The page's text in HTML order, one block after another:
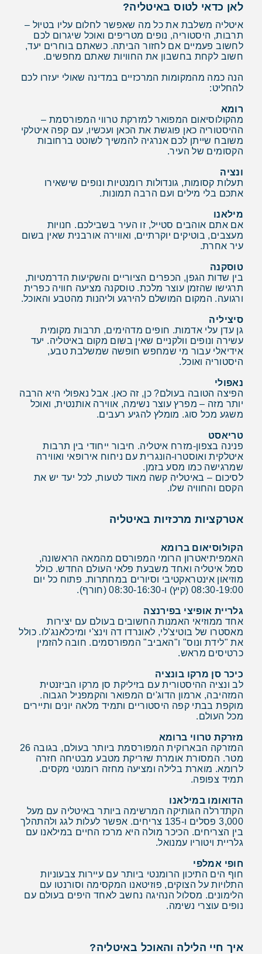
לאן כדאי לטוס באיטליה?
איטליה משלבת את כל מה שאפשר לחלום עליו בטיול –
תרבות, היסטוריה, נופים מטריפים ואוכל שיגרום לכם
לחשוב פעמיים אם לחזור הביתה. כשאתם בוחרים יעד,
חשוב לקחת בחשבון את החוויות שאתם מחפשים.
הנה כמה מהמקומות המרכזיים במדינה שאולי יעזרו לכם
להחליט:
רומא
מהקולוסיאום המפואר למזרקת טרווי המפורסמת –
ההיסטוריה כאן פוגשת את הכאן ועכשיו, עם קפה איטלקי
משובח שייתן לכם אנרגיה להמשיך לשוטט ברחובות
הקסומים של העיר.
ונציה
תעלות קסומות, גונדולות רומנטיות ונופים שישאירו
אתכם בלי מילים ועם הרבה תמונות.
מילאנו
אם אתם אוהבים סטייל, זו העיר בשבילכם. חנויות
מעצבים, בוטיקים יוקרתיים, ואווירה אורבנית שאין בשום
עיר אחרת.
טוסקנה
בין שדות הגפן, הכפרים הציוריים והשקיעות הדרמטיות,
תרגישו שהזמן עוצר מלכת. טוסקנה מציעה חוויה כפרית
ורגועה. המקום המושלם להירגע וליהנות מהטבע והאוכל.
סיציליה
גן עדן עלי אדמות. חופים מדהימים, תרבות מקומית
עשירה ונופים וולקניים שאין בשום מקום באיטליה. יעד
אידיאלי עבור מי שמחפש חופשה שמשלבת טבע,
היסטוריה ואוכל.
נאפולי
הפיצה הטובה בעולם? כן, זה כאן. אבל נאפולי היא הרבה
יותר מזה – מפרץ עוצר נשימה, אווירה אותנטית, ואוכל
משגע מכל סוג. מומלץ להגיע רעבים.
טריאסט
פנינה בצפון-מזרח איטליה. חיבור ייחודי בין תרבות
איטלקית ואוסטרו-הונגרית עם ניחוח אירופאי ואווירה
שמרגישה כמו מסע בזמן.
לסיכום – באיטליה קשה מאוד לטעות, לכל יעד יש את
הקסם והחוויה שלו.
אטרקציות מרכזיות באיטליה
הקולוסיאום ברומא
האמפיתיאטרון הרומי המפורסם מהמאה הראשונה,
סמל איטליה ואחד משבעת פלאי העולם החדש. כולל
מוזיאון אינטראקטיבי וסיורים במחתרות. פתוח כל יום
08:30-19:00 (קיץ) ו-08:30-16:30 (חורף).
גלריית אופיצי בפירנצה
אחד ממוזיאי האמנות החשובים בעולם עם יצירות
מאסטרו של בוטיצ'לי, לאונרדו דה וינצ'י ומיכלאנג'לו. כולל
את "לידת ונוס" ו"האביב" המפורסמים. חובה להזמין
כרטיסים מראש.
כיכר סן מרקו בונציה
לב ונציה ההיסטורית עם בזיליקת סן מרקו הביזנטית
המזהיבה, ארמון הדוג'ים המפואר והקמפניל הגבוה.
מוקפת בבתי קפה היסטוריים ותמיד מלאה יונים ותיירים
מכל העולם.
מזרקת טרווי ברומא
המזרקה הבארוקית המפורסמת ביותר בעולם, בגובה 26
מטר. המסורת אומרת שזריקת מטבע מבטיחה חזרה
לרומא. מוארת בלילה ומציעה מחזה רומנטי מקסים.
תמיד צפופה.
הדואומו במילאנו
הקתדרלה הגותיקה המרשימה ביותר באיטליה עם מעל
3,000 פסלים ו-135 צריחים. אפשר לעלות לגג ולהתהלך
בין הצריחים. הכיכר מולה היא מרכז החיים במילאנו עם
גלריית ויטוריו עמנואל.
חופי אמלפי
חוף הים התיכון הרומנטי ביותר עם עיירות צבעוניות
התלויות על הצוקים, פוזיטאנו המקסימה וסורנטו עם
הלימונים. מסלול הנהיגה נחשב לאחד היפים בעולם עם
נופים עוצרי נשימה.
איך חיי הלילה והאוכל באיטליה?